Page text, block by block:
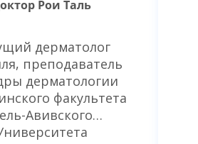
Рои Таль
дерматолог
преподаватель
дерматологии
факультета
Авивского